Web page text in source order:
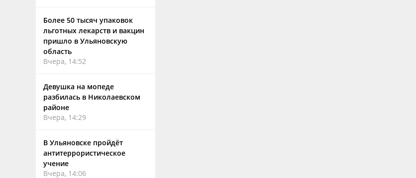
Более 50 тысяч упаковок
льготных лекарств и вакцин
пришло в Ульяновскую
область
Вчера, 14:52
Девушка на мопеде
разбилась в Николаевском
районе
Вчера, 14:29
В Ульяновске пройдёт
антитеррористическое
учение
Вчера, 14:06